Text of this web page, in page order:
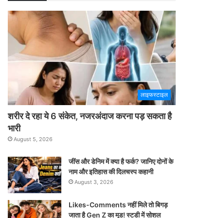
लाइफस्टाइल
शरीर दे रहा ये 6 संकेत, नजरअंदाज करना पड़ सकता है
भारी
August 5, 2026
जींस और डेनिम में क्या है फर्क? जानिए दोनों के
नाम और इतिहास की दिलचस्प कहानी
August 3, 2026
Likes-Comments नहीं मिले तो बिगड़
जाता है Gen Z का मूड! स्टडी में सोशल